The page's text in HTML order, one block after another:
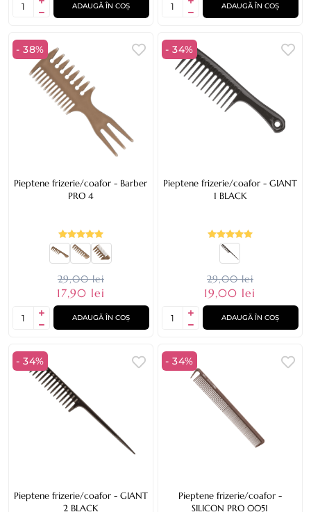
ADAUGĂ ÎN COȘ ADAUGĂ ÎN COȘ
- 38%
Pieptene frizerie/coafor - Barber
PRO 4
29,00 lei
17,90 lei
ADAUGĂ ÎN COȘ
- 34%
Pieptene frizerie/coafor - GIANT
1 BLACK
29,00 lei
19,00 lei
ADAUGĂ ÎN COȘ
- 34%
Pieptene frizerie/coafor - GIANT
2 BLACK
- 34%
Pieptene frizerie/coafor -
SILICON PRO 0051